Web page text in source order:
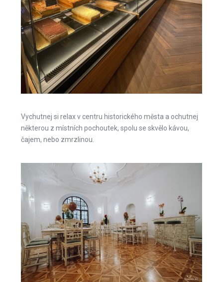
Vychutnej si relax v centru historického města a ochutnej
některou z místních pochoutek, spolu se skvělo kávou,
čajem, nebo zmrzlinou.